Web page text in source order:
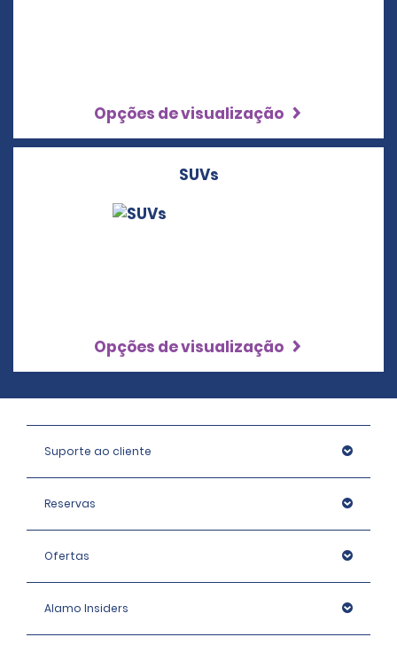
Opções de visualização
SUVs
Opções de visualização
Suporte ao cliente
Reservas
Ofertas
Alamo Insiders